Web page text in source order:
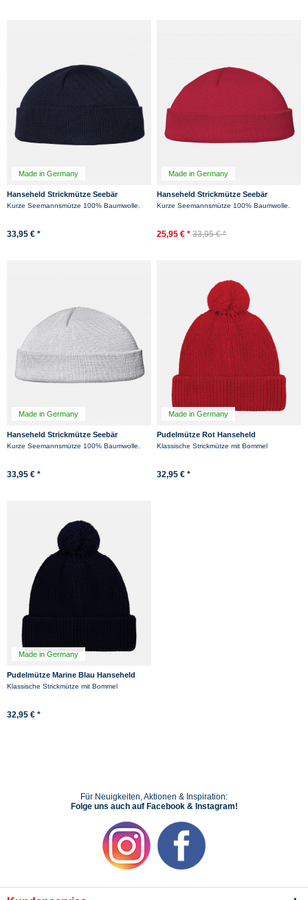
Made in Germany
Hanseheld Strickmütze Seebär
Baumwolle Dockermütze kurz flach -
Kurze Seemannsmütze 100% Baumwolle.
33,95 € *
Made in Germany
Hanseheld Strickmütze Seebär
Baumwolle Dockermütze kurz flach -
Kurze Seemannsmütze 100% Baumwolle.
25,95 € * 33,95 € *
Made in Germany
Hanseheld Strickmütze Seebär
Baumwolle Dockermütze kurz flach -
Kurze Seemannsmütze 100% Baumwolle.
33,95 € *
Made in Germany
Pudelmütze Rot Hanseheld
Bommelmütze
Klassische Strickmütze mit Bommel
32,95 € *
Made in Germany
Pudelmütze Marine Blau Hanseheld
Bommelmütze
Klassische Strickmütze mit Bommel
32,95 € *
Für Neuigkeiten, Aktionen & Inspiration:
Folge uns auch auf Facebook & Instagram!